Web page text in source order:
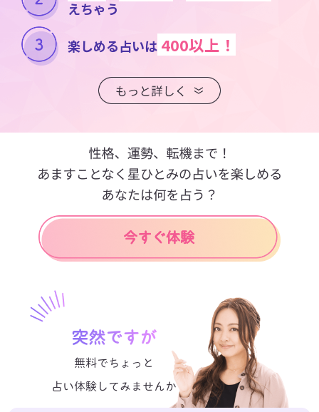
えちゃう
楽しめる占いは400以上！
突然ですが
無料でちょっと
占い体験してみませんか